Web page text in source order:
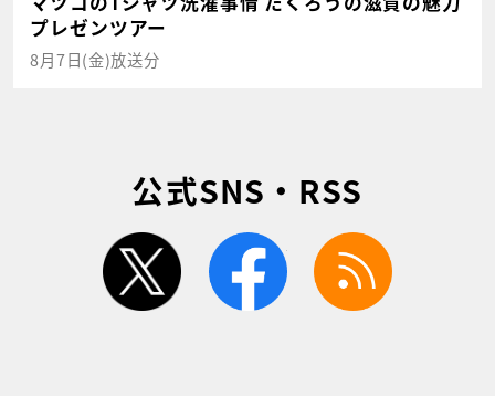
プレゼンツアー
8月7日(金)放送分
公式SNS・RSS
twitter facebook